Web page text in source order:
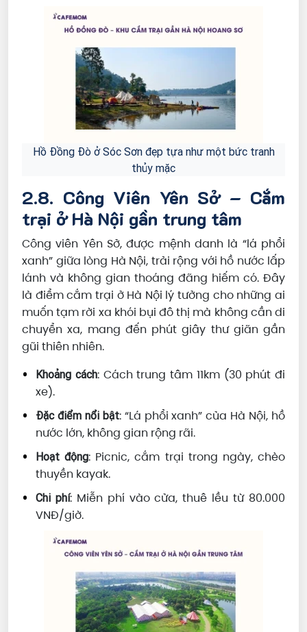
Hồ Đồng Đò ở Sóc Sơn đẹp tựa như một bức tranh
thủy mặc
2.8. Công Viên Yên Sở – Cắm
trại ở Hà Nội gần trung tâm
Công viên Yên Sở, được mệnh danh là “lá phổi
xanh” giữa lòng Hà Nội, trải rộng với hồ nước lấp
lánh và không gian thoáng đãng hiếm có. Đây
là điểm cắm trại ở Hà Nội lý tưởng cho những ai
muốn tạm rời xa khói bụi đô thị mà không cần di
chuyển xa, mang đến phút giây thư giãn gần
gũi thiên nhiên.
Khoảng cách: Cách trung tâm 11km (30 phút đi
xe).
Đặc điểm nổi bật: “Lá phổi xanh” của Hà Nội, hồ
nước lớn, không gian rộng rãi.
Hoạt động: Picnic, cắm trại trong ngày, chèo
thuyền kayak.
Chi phí: Miễn phí vào cửa, thuê lều từ 80.000
VNĐ/giờ.